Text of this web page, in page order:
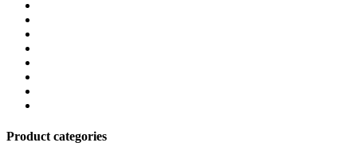
Product categories